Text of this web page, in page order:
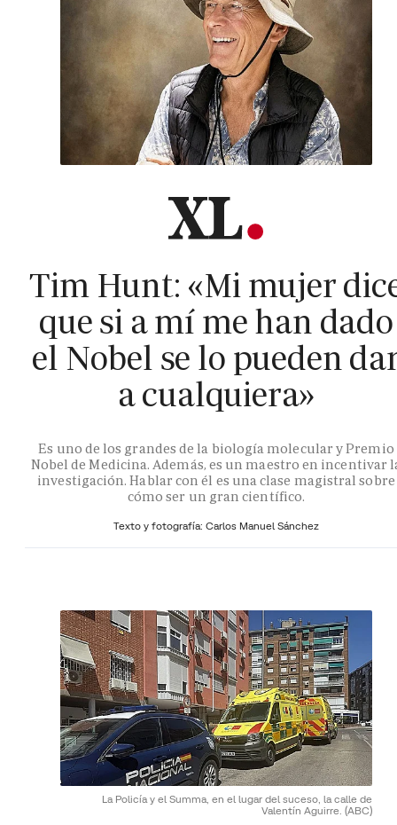
Tim Hunt: «Mi mujer
que si a mí me han dado
el Nobel se lo pueden
a cualquiera»
Es uno de los grandes de la biología molecular y Premio
Nobel de Medicina. Además, es un maestro en incentivar
investigación. Hablar con él es una clase magistral sobre
cómo ser un gran científico.
Texto y fotografía: Carlos Manuel Sánchez
La Policía y el Summa, en el lugar del suceso, la calle de
Valentín Aguirre. (ABC)